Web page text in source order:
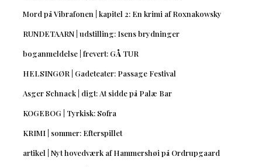
Mord på Vibrafonen | kapitel 2: En krimi af Roxnakowsky
RUNDETAARN | udstilling: Isens brydninger
boganmeldelse | frevert: GÅ TUR
HELSINGØR | Gadeteater: Passage Festival
Asger Schnack | digt: At sidde på Palæ Bar
KOGEBOG | Tyrkisk: Sofra
KRIMI | sommer: Efterspillet
artikel | Nyt hovedværk af Hammershøi på Ordrupgaard